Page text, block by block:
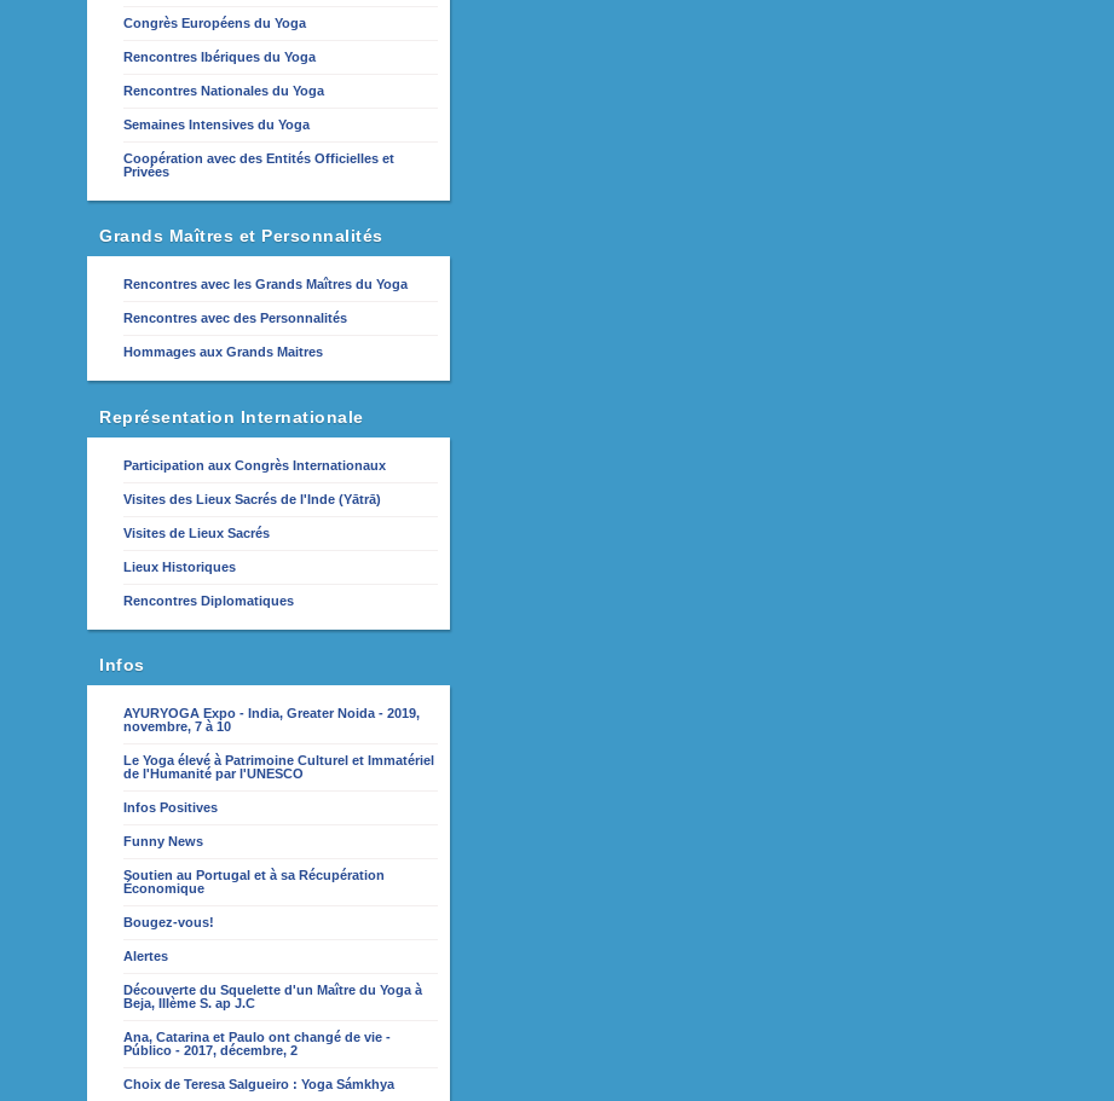
Congrès Européens du Yoga
Rencontres Ibériques du Yoga
Rencontres Nationales du Yoga
Semaines Intensives du Yoga
Coopération avec des Entités Officielles et
Privées
Grands Maîtres et Personnalités
Rencontres avec les Grands Maîtres du Yoga
Rencontres avec des Personnalités
Hommages aux Grands Maitres
Représentation Internationale
Participation aux Congrès Internationaux
Visites des Lieux Sacrés de l'Inde (Yātrā)
Visites de Lieux Sacrés
Lieux Historiques
Rencontres Diplomatiques
Infos
AYURYOGA Expo - India, Greater Noida - 2019,
novembre, 7 à 10
Le Yoga élevé à Patrimoine Culturel et Immatériel
de l'Humanité par l'UNESCO
Infos Positives
Funny News
Soutien au Portugal et à sa Récupération
Économique
Bougez-vous!
Alertes
Découverte du Squelette d'un Maître du Yoga à
Beja, IIIème S. ap J.C
Ana, Catarina et Paulo ont changé de vie -
Público - 2017, décembre, 2
Choix de Teresa Salgueiro : Yoga Sámkhya